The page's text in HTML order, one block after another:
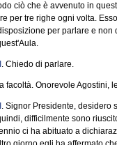
ciò che è avvenuto in
per tre righe ogni volta.
per parlare e
. Chiedo di parlare.
facoltà. Onorevole Agostini,
. Signor Presidente, desidero
difficilmente sono
ci ha abituato a